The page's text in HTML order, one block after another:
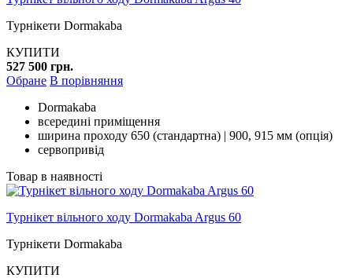
Турнікети Dormakaba
КУПИТИ
527 500 грн.
Обране В порівняння
Dormakaba
всередині приміщення
ширина проходу 650 (стандартна) | 900, 915 мм (опція)
сервопривід
Товар в наявності
Турнікет вільного ходу Dormakaba Argus 60
Турнікети Dormakaba
КУПИТИ